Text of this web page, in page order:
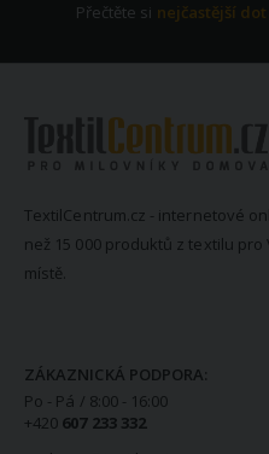
Přečtěte si nejčastější
TextilCentrum.cz - internetové
než 15 000 produktů z textilu
místě.
ZÁKAZNICKÁ PODPORA:
Po - Pá / 8:00 - 16:00
+420 607 233 332